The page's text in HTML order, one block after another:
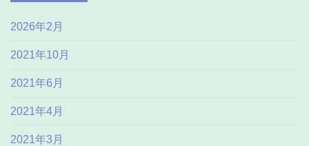
2026年2月
2021年10月
2021年6月
2021年4月
2021年3月